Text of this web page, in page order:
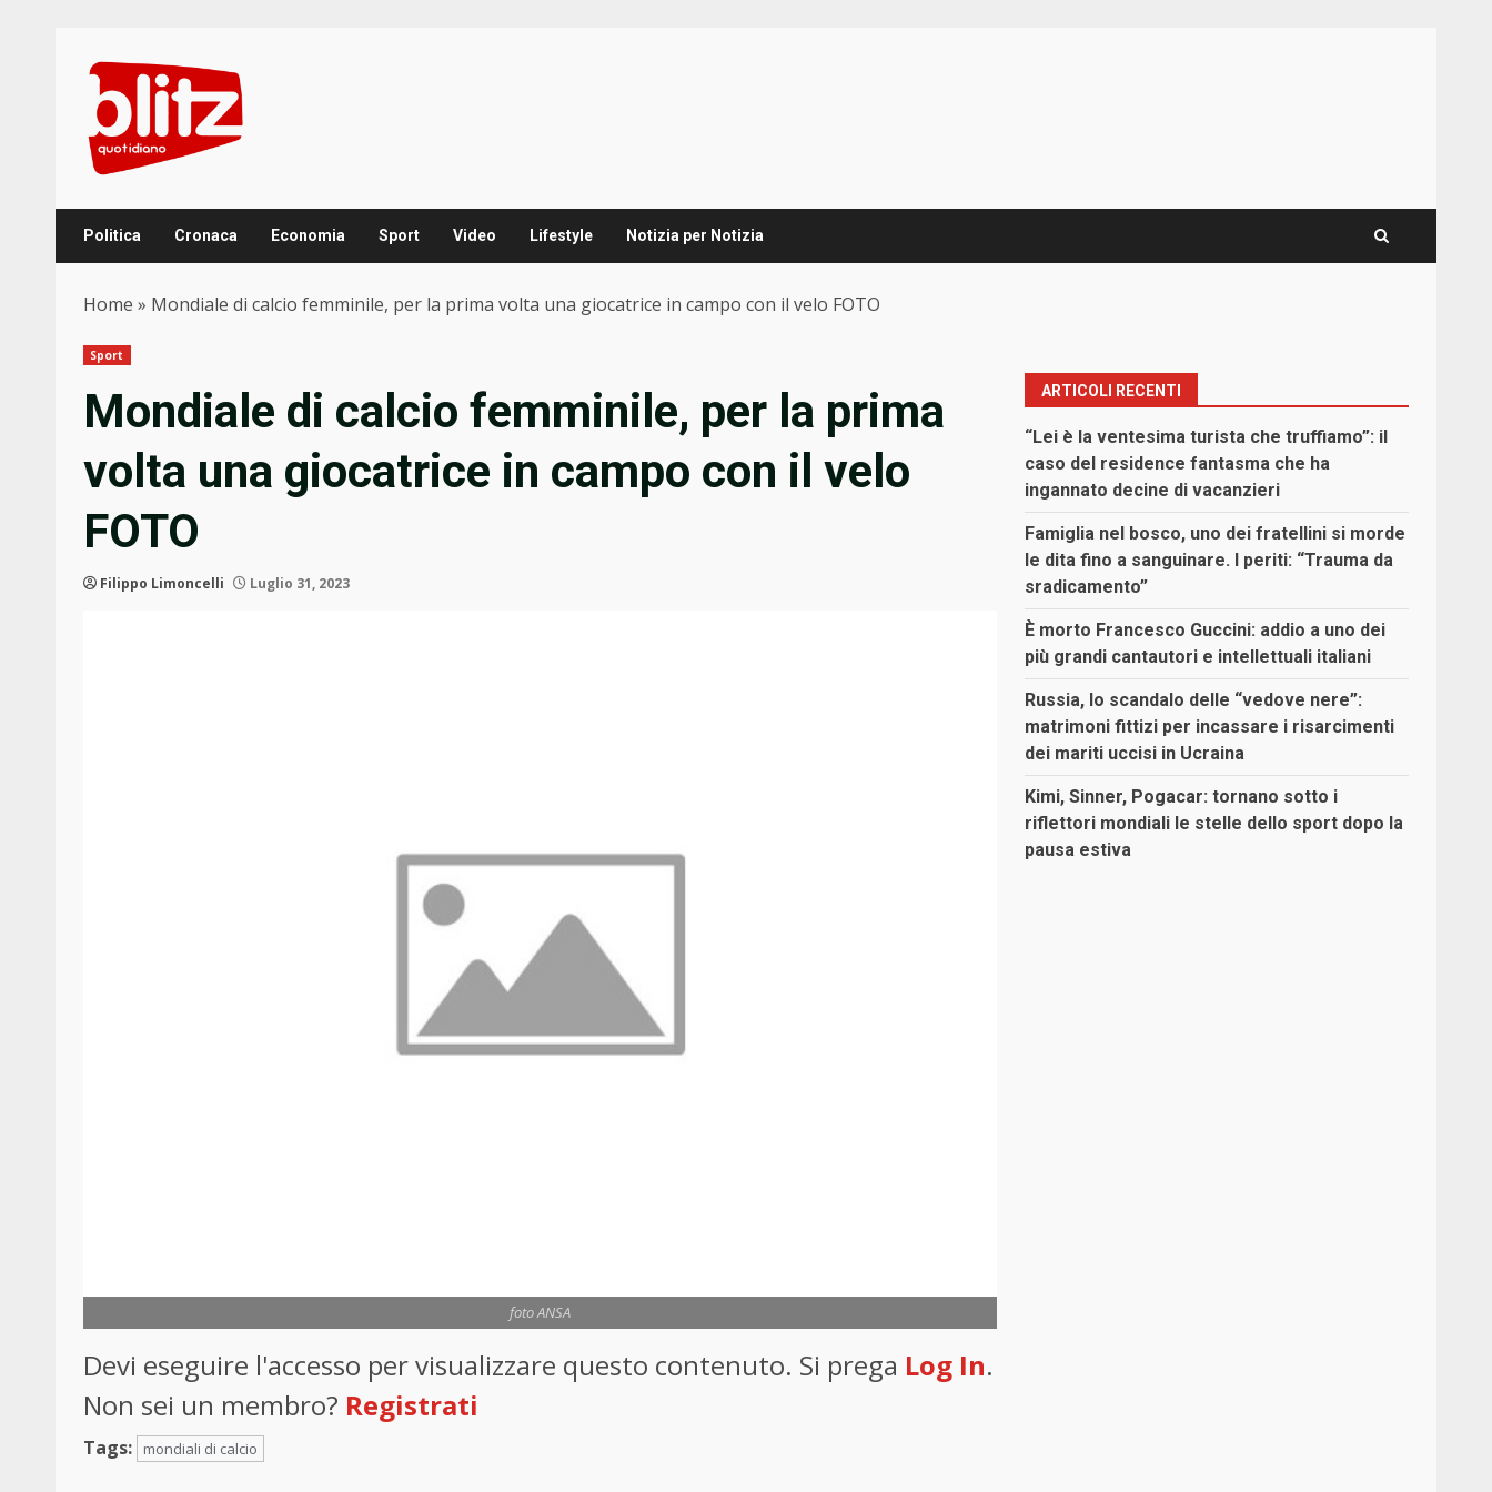
content
Politica Cronaca Economia Sport Video Lifestyle Notizia per Notizia
Home » Mondiale di calcio femminile, per la prima volta una giocatrice in campo con il velo FOTO
Sport
Mondiale di calcio femminile, per la prima
volta una giocatrice in campo con il velo
FOTO
Filippo Limoncelli Luglio 31, 2023
foto ANSA
Devi eseguire l'accesso per visualizzare questo contenuto. Si prega Log In.
Non sei un membro? Registrati
Tags: mondiali di calcio
ARTICOLI RECENTI
“Lei è la ventesima turista che truffiamo”: il
caso del residence fantasma che ha
ingannato decine di vacanzieri
Famiglia nel bosco, uno dei fratellini si morde
le dita fino a sanguinare. I periti: “Trauma da
sradicamento”
È morto Francesco Guccini: addio a uno dei
più grandi cantautori e intellettuali italiani
Russia, lo scandalo delle “vedove nere”:
matrimoni fittizi per incassare i risarcimenti
dei mariti uccisi in Ucraina
Kimi, Sinner, Pogacar: tornano sotto i
riflettori mondiali le stelle dello sport dopo la
pausa estiva